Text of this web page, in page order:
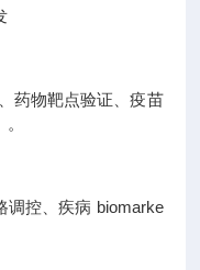
药物靶点验证、疫苗
调控、疾病 biomarke